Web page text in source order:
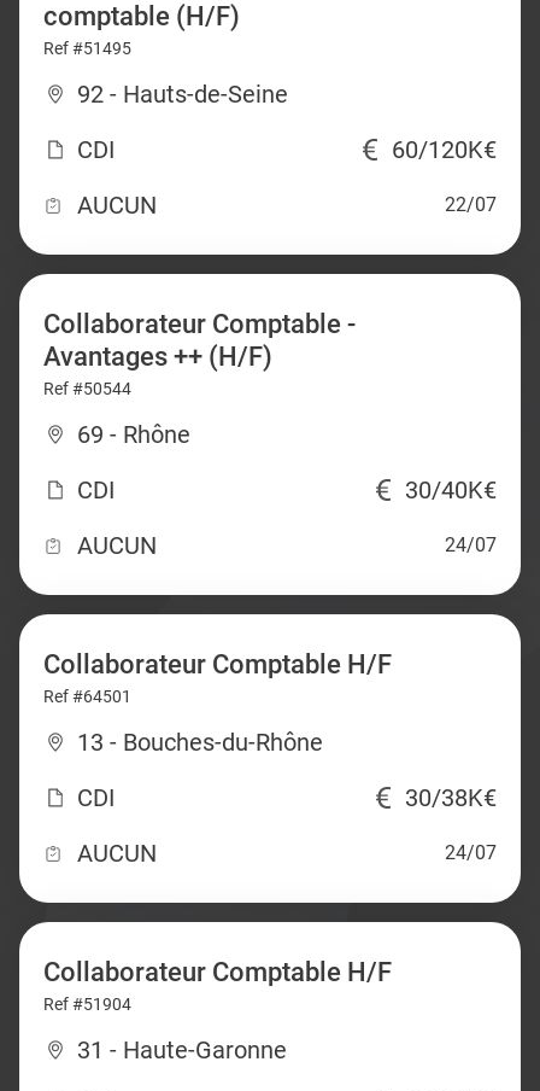
comptable (H/F)
Ref #51495
92 - Hauts-de-Seine
CDI
60/120K€
AUCUN
22/07
Collaborateur Comptable -
Avantages ++ (H/F)
Ref #50544
69 - Rhône
CDI
30/40K€
AUCUN
24/07
Collaborateur Comptable H/F
Ref #64501
13 - Bouches-du-Rhône
CDI
30/38K€
AUCUN
24/07
Collaborateur Comptable H/F
Ref #51904
31 - Haute-Garonne